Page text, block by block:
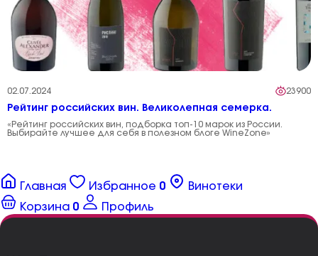
02.07.2024 23900
Рейтинг российских вин. Великолепная семерка.
«Рейтинг российских вин, подборка топ-10 марок из России.
Выбирайте лучшее для себя в полезном блоге WineZone»
Главная Избранное 0
Винотеки
Корзина 0 Профиль